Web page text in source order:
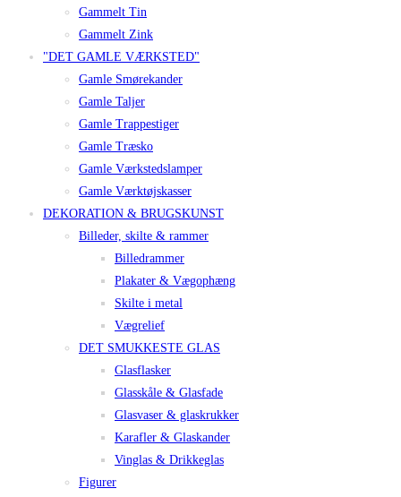
Gammelt Tin
Gammelt Zink
"DET GAMLE VÆRKSTED"
Gamle Smørekander
Gamle Taljer
Gamle Trappestiger
Gamle Træsko
Gamle Værkstedslamper
Gamle Værktøjskasser
DEKORATION & BRUGSKUNST
Billeder, skilte & rammer
Billedrammer
Plakater & Vægophæng
Skilte i metal
Vægrelief
DET SMUKKESTE GLAS
Glasflasker
Glasskåle & Glasfade
Glasvaser & glaskrukker
Karafler & Glaskander
Vinglas & Drikkeglas
Figurer